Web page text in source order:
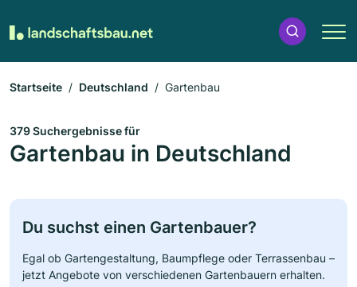
Startseite Deutschland Gartenbau
379 Suchergebnisse für
Gartenbau in Deutschland
Du suchst einen Gartenbauer?
Egal ob Gartengestaltung, Baumpflege oder Terrassenbau –
jetzt Angebote von verschiedenen Gartenbauern erhalten.